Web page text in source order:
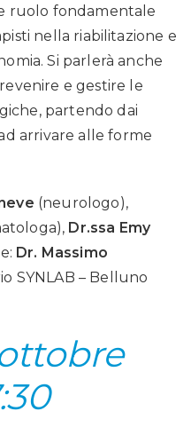
ruolo fondamentale
nella riabilitazione e
Si parlerà anche
e gestire le
partendo dai
arrivare alle forme
(neurologo),
Dr.ssa Emy
Dr. Massimo
SYNLAB – Belluno